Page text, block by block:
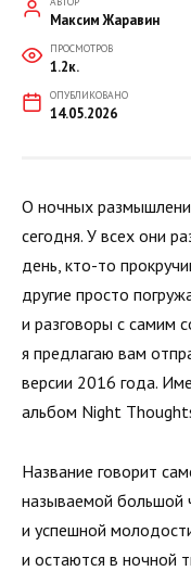
Максим Жаравин
ПРОСМОТРОВ
1.2к.
ОПУБЛИКОВАНО
14.05.2026
О ночных
сегодня. У всех они
день, кто-то
другие просто
и разговоры с самим
я предлагаю вам
версии 2016 года.
альбом Night
Название говорит
называемой большой
и успешной
и остаются в ночной